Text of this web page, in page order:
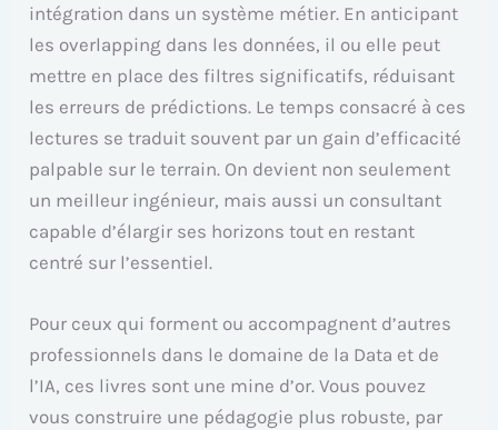
intégration dans un système métier. En anticipant
les overlapping dans les données, il ou elle peut
mettre en place des filtres significatifs, réduisant
les erreurs de prédictions. Le temps consacré à ces
lectures se traduit souvent par un gain d’efficacité
palpable sur le terrain. On devient non seulement
un meilleur ingénieur, mais aussi un consultant
capable d’élargir ses horizons tout en restant
centré sur l’essentiel.
Pour ceux qui forment ou accompagnent d’autres
professionnels dans le domaine de la Data et de
l’IA, ces livres sont une mine d’or. Vous pouvez
vous construire une pédagogie plus robuste, par